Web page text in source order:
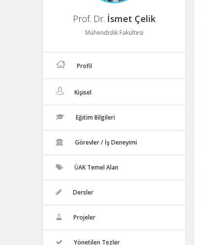
Prof. Dr. İsmet Çelik
Mühendislik Fakültesi
Profil
Kişisel
Eğitim Bilgileri
Görevler / İş Deneyimi
ÜAK Temel Alan
Dersler
Projeler
Yönetilen Tezler